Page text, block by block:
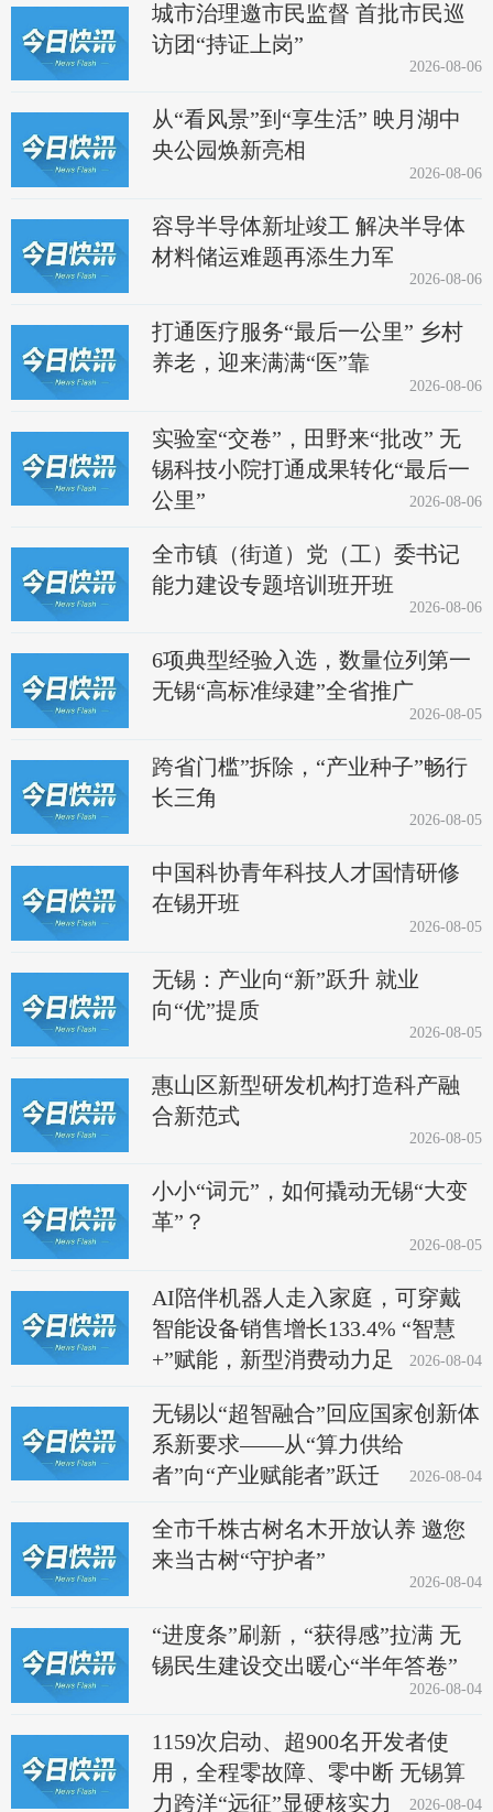
城市治理邀市民监督 首批市民巡
访团“持证上岗”
2026-08-06
从“看风景”到“享生活” 映月湖中
央公园焕新亮相
2026-08-06
容导半导体新址竣工 解决半导体
材料储运难题再添生力军
2026-08-06
打通医疗服务“最后一公里” 乡村
养老，迎来满满“医”靠
2026-08-06
实验室“交卷”，田野来“批改” 无
锡科技小院打通成果转化“最后一
公里”
2026-08-06
全市镇（街道）党（工）委书记
能力建设专题培训班开班
2026-08-06
6项典型经验入选，数量位列第一
无锡“高标准绿建”全省推广
2026-08-05
跨省门槛”拆除，“产业种子”畅行
长三角
2026-08-05
中国科协青年科技人才国情研修
在锡开班
2026-08-05
无锡：产业向“新”跃升 就业
向“优”提质
2026-08-05
惠山区新型研发机构打造科产融
合新范式
2026-08-05
小小“词元”，如何撬动无锡“大变
革”？
2026-08-05
AI陪伴机器人走入家庭，可穿戴
智能设备销售增长133.4% “智慧
+”赋能，新型消费动力足
2026-08-04
无锡以“超智融合”回应国家创新体
系新要求——从“算力供给
者”向“产业赋能者”跃迁
2026-08-04
全市千株古树名木开放认养 邀您
来当古树“守护者”
2026-08-04
“进度条”刷新，“获得感”拉满 无
锡民生建设交出暖心“半年答卷”
2026-08-04
1159次启动、超900名开发者使
用，全程零故障、零中断 无锡算
力跨洋“远征”显硬核实力
2026-08-04